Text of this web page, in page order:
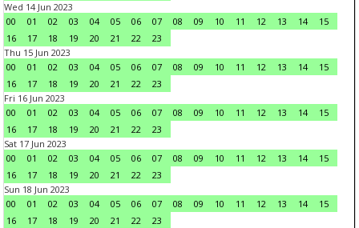
Wed 14 Jun 2023
00
01 02 03 04 05 06 07 08 09 10 11 12 13 14
15
16
17 18 19 20 21 22
23
Thu 15 Jun 2023
00
01 02 03 04 05 06 07 08 09 10 11 12 13 14
15
16
17 18 19 20 21 22
23
Fri 16 Jun 2023
00
01 02 03 04 05 06 07 08 09 10 11 12 13 14
15
16
17 18 19 20 21 22
23
Sat 17 Jun 2023
00
01 02 03 04 05 06 07 08 09 10 11 12 13 14
15
16
17 18 19 20 21 22
23
Sun 18 Jun 2023
00
01 02 03 04 05 06 07 08 09 10 11 12 13 14
15
16
17 18 19 20 21 22
23